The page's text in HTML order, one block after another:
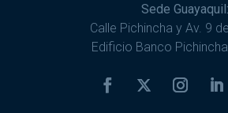
Sede Guayaquil:
Calle Pichincha y Av. 9
Edificio Banco